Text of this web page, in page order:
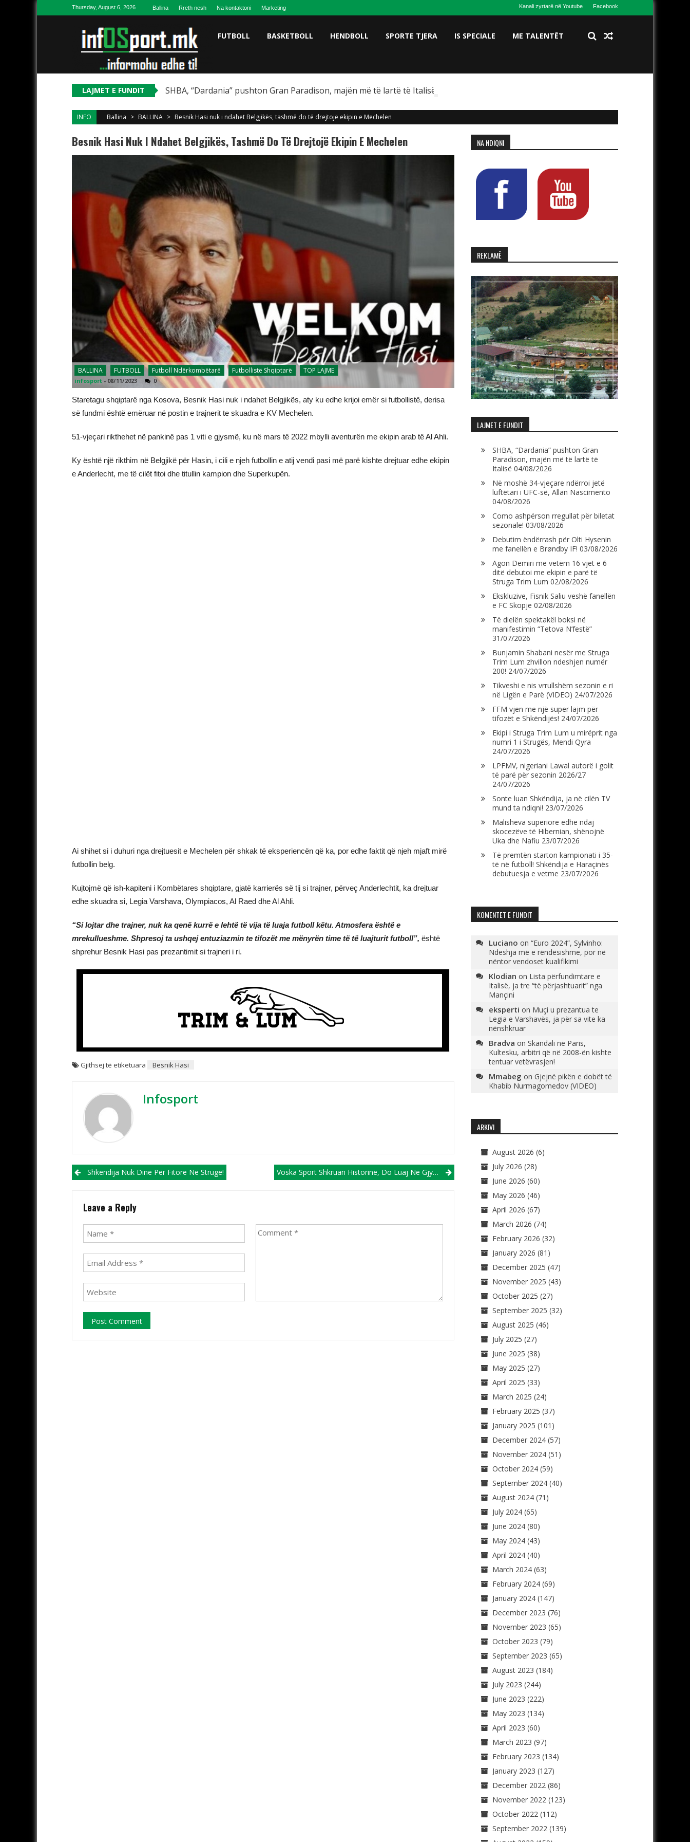
Skip to contentThursday, August 6, 2026 Ballina Rreth nesh Na kontaktoni Marketing Kanali zyrtarë në Youtube Facebook
FUTBOLL BASKETBOLL HENDBOLL SPORTE TJERA IS SPECIALE ME TALENTËT
LAJMET E FUNDIT SHBA, “Dardania” pushton Gran Paradison, majën më të lartë të Italisë
INFO Ballina > BALLINA > Besnik Hasi nuk i ndahet Belgjikës, tashmë do të drejtojë ekipin e Mechelen
Besnik Hasi Nuk I Ndahet Belgjikës, Tashmë Do Të Drejtojë Ekipin E Mechelen
BALLINA FUTBOLL Futboll Ndërkombëtarë Futbollistë Shqiptarë TOP LAJME
infosport - 08/11/2023 0
Staretagu shqiptarë nga Kosova, Besnik Hasi nuk i ndahet Belgjikës, aty ku edhe krijoi emër si futbollistë, derisa
së fundmi është emëruar në postin e trajnerit te skuadra e KV Mechelen.
51-vjeçari rikthehet në pankinë pas 1 viti e gjysmë, ku në mars të 2022 mbylli aventurën me ekipin arab të Al Ahli.
Ky është një rikthim në Belgjikë për Hasin, i cili e njeh futbollin e atij vendi pasi më parë kishte drejtuar edhe ekipin
e Anderlecht, me të cilët fitoi dhe titullin kampion dhe Superkupën.
Ai shihet si i duhuri nga drejtuesit e Mechelen për shkak të eksperiencën që ka, por edhe faktit që njeh mjaft mirë
futbollin belg.
Kujtojmë që ish-kapiteni i Kombëtares shqiptare, gjatë karrierës së tij si trajner, përveç Anderlechtit, ka drejtuar
edhe skuadra si, Legia Varshava, Olympiacos, Al Raed dhe Al Ahli.
“Si lojtar dhe trajner, nuk ka qenë kurrë e lehtë të vija të luaja futboll këtu. Atmosfera është e
mrekullueshme. Shpresoj ta ushqej entuziazmin te tifozët me mënyrën time të të luajturit futboll”, është
shprehur Besnik Hasi pas prezantimit si trajneri i ri.
Gjithsej të etiketuara Besnik Hasi
Infosport
Post navigation
Shkëndija Nuk Dinë Për Fitore Në Strugë! Voska Sport Shkruan Historinë, Do Luaj Në Gjysmëfinale Të Kupës (VIDEO)
Leave a Reply
NA NDIQNI
REKLAMË
LAJMET E FUNDIT
SHBA, “Dardania” pushton Gran
Paradison, majën më të lartë të
Italisë 04/08/2026
Në moshë 34-vjeçare ndërroi jetë
luftëtari i UFC-së, Allan Nascimento
04/08/2026
Como ashpërson rregullat për biletat
sezonale! 03/08/2026
Debutim ëndërrash për Olti Hysenin
me fanellën e Brøndby IF! 03/08/2026
Agon Demiri me vetëm 16 vjet e 6
ditë debutoi me ekipin e parë të
Struga Trim Lum 02/08/2026
Ekskluzive, Fisnik Saliu veshë fanellën
e FC Skopje 02/08/2026
Të dielën spektakël boksi në
manifestimin “Tetova N’festë”
31/07/2026
Bunjamin Shabani nesër me Struga
Trim Lum zhvillon ndeshjen numër
200! 24/07/2026
Tikveshi e nis vrrullshëm sezonin e ri
në Ligën e Parë (VIDEO) 24/07/2026
FFM vjen me një super lajm për
tifozët e Shkëndijës! 24/07/2026
Ekipi i Struga Trim Lum u mirëprit nga
numri 1 i Strugës, Mendi Qyra
24/07/2026
LPFMV, nigeriani Lawal autorë i golit
të parë për sezonin 2026/27
24/07/2026
Sonte luan Shkëndija, ja në cilën TV
mund ta ndiqni! 23/07/2026
Malisheva superiore edhe ndaj
skocezëve të Hibernian, shënojnë
Uka dhe Nafiu 23/07/2026
Të premtën starton kampionati i 35-
të në futboll! Shkëndija e Haraçinës
debutuesja e vetme 23/07/2026
KOMENTET E FUNDIT
Luciano on “Euro 2024”, Sylvinho:
Ndeshja më e rëndësishme, por në
nëntor vendoset kualifikimi
Klodian on Lista përfundimtare e
Italisë, ja tre “të përjashtuarit” nga
Mançini
eksperti on Muçi u prezantua te
Legia e Varshavës, ja për sa vite ka
nënshkruar
Bradva on Skandali në Paris,
Kultesku, arbitri që në 2008-ën kishte
tentuar vetëvrasjen!
Mmabeg on Gjejnë pikën e dobët të
Khabib Nurmagomedov (VIDEO)
ARKIVI
August 2026 (6)
July 2026 (28)
June 2026 (60)
May 2026 (46)
April 2026 (67)
March 2026 (74)
February 2026 (32)
January 2026 (81)
December 2025 (47)
November 2025 (43)
October 2025 (27)
September 2025 (32)
August 2025 (46)
July 2025 (27)
June 2025 (38)
May 2025 (27)
April 2025 (33)
March 2025 (24)
February 2025 (37)
January 2025 (101)
December 2024(57)
November 2024(51)
October 2024(59)
September 2024(40)
August 2024(71)
July 2024(65)
June 2024(80)
May 2024(43)
April 2024(40)
March 2024(63)
February 2024(69)
January 2024(147)
December 2023 (76)
November 2023 (65)
October 2023 (79)
September 2023 (65)
August 2023 (184)
July 2023 (244)
June 2023 (222)
May 2023 (134)
April 2023 (60)
March 2023 (97)
February 2023 (134)
January 2023 (127)
December 2022(86)
November 2022(123)
October 2022(112)
September 2022(139)